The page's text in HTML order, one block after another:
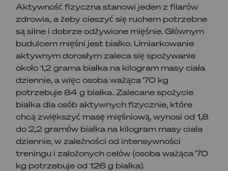
Aktywność fizyczna stanowi jeden z filarów
zdrowia, a żeby cieszyć się ruchem potrzebne
są silne i dobrze odżywione mięśnie. Głównym
budulcem mięśni jest białko. Umiarkowanie
aktywnym dorosłym zaleca się spożywanie
około 1,2 grama białka na kilogram masy ciała
dziennie, a więc osoba ważąca 70 kg
potrzebuje 84 g białka. Zalecane spożycie
białka dla osób aktywnych fizycznie, które
chcą zwiększyć masę mięśniową, wynosi od 1,8
do 2,2 gramów białka na kilogram masy ciała
dziennie, w zależności od intensywności
treningu i założonych celów (osoba ważąca 70
kg potrzebuje od 126 g białka).